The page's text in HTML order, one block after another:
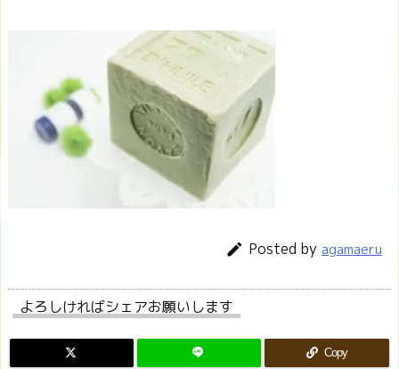
 Posted by agamaeru
よろしければシェアお願いします
Copy